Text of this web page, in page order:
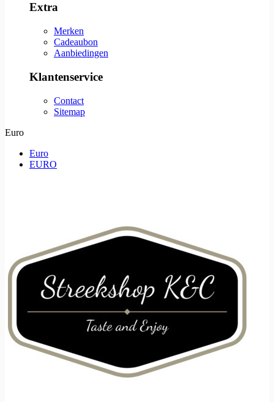
Extra
Merken
Cadeaubon
Aanbiedingen
Klantenservice
Contact
Sitemap
Euro
Euro
EURO